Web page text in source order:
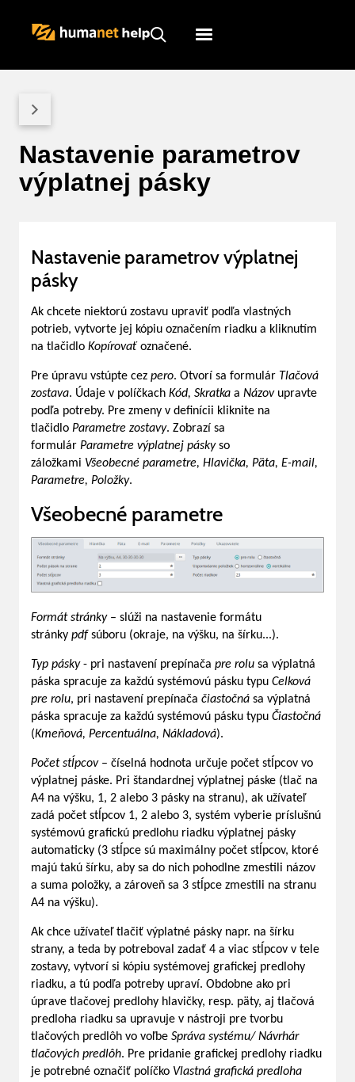
Humanet
Nastavenie parametrov
výplatnej pásky
Nastavenie parametrov výplatnej
pásky
Ak chcete niektorú zostavu upraviť podľa vlastných
potrieb, vytvorte jej kópiu označením riadku a kliknutím
na tlačidlo Kopírovať označené.
Pre úpravu vstúpte cez pero. Otvorí sa formulár Tlačová
zostava. Údaje v políčkach Kód, Skratka a Názov upravte
podľa potreby. Pre zmeny v definícii kliknite na
tlačidlo Parametre zostavy. Zobrazí sa
formulár Parametre výplatnej páskyso
záložkami Všeobecné parametre, Hlavička, Päta, E-mail,
Parametre, Položky.
Všeobecné parametre
Formát stránky – slúži na nastavenie formátu
stránky pdf súboru (okraje, na výšku, na šírku...).
Typ pásky- pri nastavení prepínača pre rolu sa výplatná
páska spracuje za každú systémovú pásku typu Celková
pre rolu, pri nastavení prepínača čiastočná sa výplatná
páska spracuje za každú systémovú pásku typu Čiastočná
(Kmeňová, Percentuálna, Nákladová).
Počet stĺpcov– číselná hodnota určuje počet stĺpcov vo
výplatnej páske. Pri štandardnej výplatnej páske (tlač na
A4 na výšku, 1, 2 alebo 3 pásky na stranu), ak užívateľ
zadá počet stĺpcov 1, 2 alebo 3, systém vyberie príslušnú
systémovú grafickú predlohu riadku výplatnej pásky
automaticky (3 stĺpce sú maximálny počet stĺpcov, ktoré
majú takú šírku, aby sa do nich pohodlne zmestili názov
a suma položky, a zároveň sa 3 stĺpce zmestili na stranu
A4 na výšku).
Ak chce užívateľ tlačiť výplatné pásky napr. na šírku
strany, a teda by potreboval zadať 4 a viac stĺpcov v tele
zostavy, vytvorí si kópiu systémovej grafickej predlohy
riadku, a tú podľa potreby upraví. Obdobne ako pri
úprave tlačovej predlohy hlavičky, resp. päty, aj tlačová
predloha riadku sa upravuje v nástroji pre tvorbu
tlačových predlôh vo voľbe Správa systému/ Návrhár
tlačových predlôh. Pre pridanie grafickej predlohy riadku
je potrebné označiť políčko Vlastná grafická predloha